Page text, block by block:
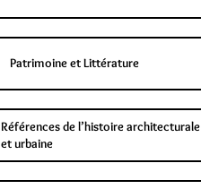
Patrimoine et Littérature
Références de l’histoire architecturale
et urbaine